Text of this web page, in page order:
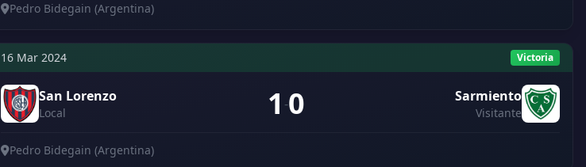
Pedro Bidegain (Argentina)
16 Mar 2024 Victoria
San Lorenzo
Local 1 -0 Sarmiento
Visitante
Pedro Bidegain (Argentina)